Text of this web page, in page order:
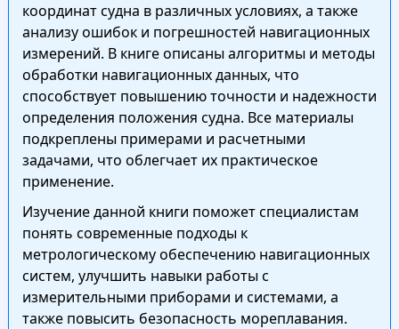
координат судна в различных условиях, а также
анализу ошибок и погрешностей навигационных
измерений. В книге описаны алгоритмы и методы
обработки навигационных данных, что
способствует повышению точности и надежности
определения положения судна. Все материалы
подкреплены примерами и расчетными
задачами, что облегчает их практическое
применение.
Изучение данной книги поможет специалистам
понять современные подходы к
метрологическому обеспечению навигационных
систем, улучшить навыки работы с
измерительными приборами и системами, а
также повысить безопасность мореплавания.